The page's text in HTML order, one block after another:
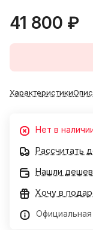
41 800 ₽
Характеристики
Нет в
Рассчитать
Нашли
Хочу в
Официальная